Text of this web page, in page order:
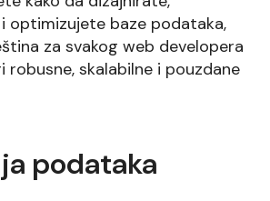
optimizujete baze podataka,
za svakog web developera
robusne, skalabilne i pouzdane
podataka